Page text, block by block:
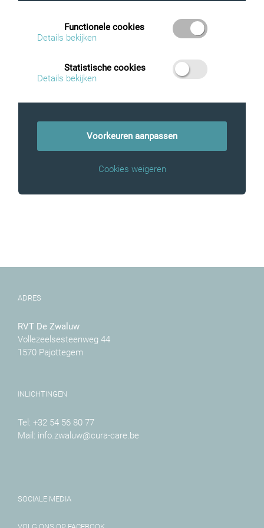
Functionele cookies
Details bekijken
Statistische cookies
Details bekijken
Voorkeuren aanpassen
Cookies weigeren
ADRES
RVT De Zwaluw
Vollezeelsesteenweg 44
1570 Pajottegem
INLICHTINGEN
Tel: +32 54 56 80 77
Mail: info.zwaluw@cura-care.be
SOCIALE MEDIA